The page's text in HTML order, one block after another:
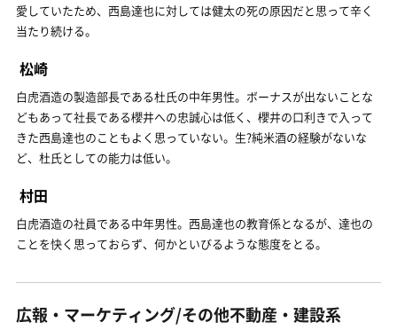
愛していたため、西島達也に対しては健太の死の原因だと思って辛く
当たり続ける。
松崎
白虎酒造の製造部長である杜氏の中年男性。ボーナスが出ないことな
どもあって社長である櫻井への忠誠心は低く、櫻井の口利きで入って
きた西島達也のこともよく思っていない。生?純米酒の経験がないな
ど、杜氏としての能力は低い。
村田
白虎酒造の社員である中年男性。西島達也の教育係となるが、達也の
ことを快く思っておらず、何かといびるような態度をとる。
広報・マーケティング/その他不動産・建設系